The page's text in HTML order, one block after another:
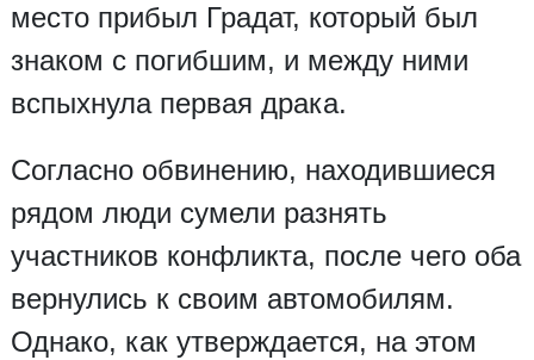
место прибыл Градат, который был
знаком с погибшим, и между ними
вспыхнула первая драка.
Согласно обвинению, находившиеся
рядом люди сумели разнять
участников конфликта, после чего оба
вернулись к своим автомобилям.
Однако, как утверждается, на этом